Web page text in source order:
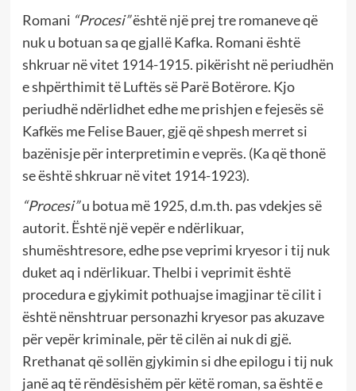
Romani “Procesi”është një prej tre romaneve që
nuk u botuan sa qe gjallë Kafka. Romani është
shkruar në vitet 1914-1915. pikërisht në periudhën
e shpërthimit të Luftës së Parë Botërore. Kjo
periudhë ndërlidhet edhe me prishjen e fejesës së
Kafkës me Felise Bauer, gjë që shpesh merret si
bazënisje për interpretimin e veprës. (Ka që thonë
se është shkruar në vitet 1914-1923).
“Procesi”u botua më 1925, d.m.th. pas vdekjes së
autorit. Është një vepër e ndërlikuar,
shumështresore, edhe pse veprimi kryesor i tij nuk
duket aq i ndërlikuar. Thelbi i veprimit është
procedura e gjykimit pothuajse imagjinar të cilit i
është nënshtruar personazhi kryesor pas akuzave
për vepër kriminale, për të cilën ai nuk di gjë.
Rrethanat që sollën gjykimin si dhe epilogu i tij nuk
janë aq të rëndësishëm për këtë roman, sa është e